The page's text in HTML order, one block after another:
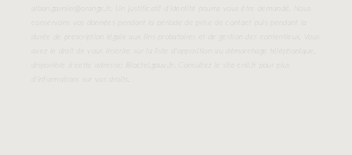
alban.garnier@orange.fr. Un justificatif d'identité pourra vous être demandé. Nous
durée de prescription légale aux fins probatoires et de gestion des contentieux. Vous
avez le droit de vous inscrire sur la liste d'opposition au démarchage téléphonique,
disponible à cette adresse:
Bloctel.gouv.fr . Consultez le site cnil.fr pour plus
d’informations sur vos droits.